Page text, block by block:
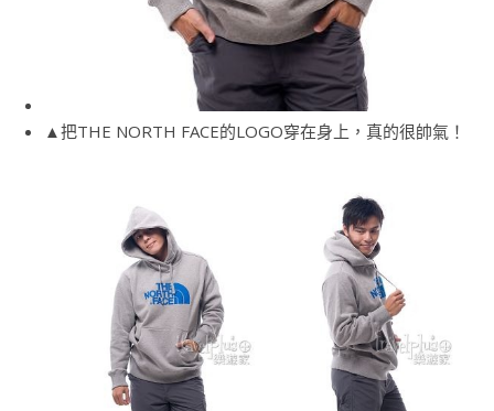
▲把THE NORTH FACE的LOGO穿在身上，真的很帥氣！